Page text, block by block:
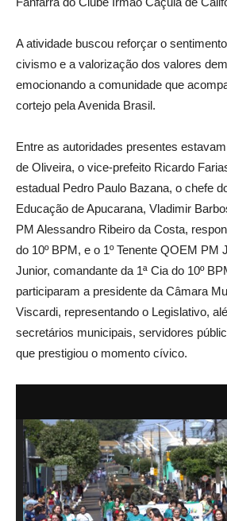
A atividade buscou reforçar o
civismo e a valorização dos valores
emocionando a comunidade que
cortejo pela Avenida Brasil.
Entre as autoridades presentes
de Oliveira, o vice-prefeito Ricardo
estadual Pedro Paulo Bazana, o chefe
Educação de Apucarana, Vladimir
PM Alessandro Ribeiro da Costa,
do 10º BPM, e o 1º Tenente QOEM PM
Junior, comandante da 1ª Cia do 10º
participaram a presidente da Câmara
Viscardi, representando o Legislativo,
secretários municipais, servidores
que prestigiou o momento cívico.